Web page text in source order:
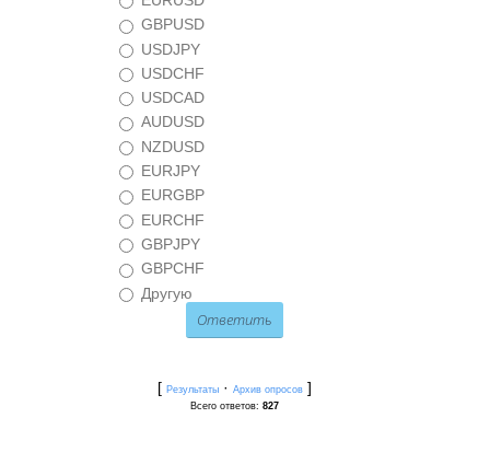
GBPUSD
USDJPY
USDCHF
USDCAD
AUDUSD
NZDUSD
EURJPY
EURGBP
EURCHF
GBPJPY
GBPCHF
Другую
[ Результаты· Архив опросов]
Всего ответов: 827